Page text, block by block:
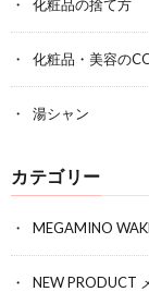
化粧品の捨て方
化粧品・美容の
湯シャン
カテゴリー
MEGAMINO
NEW PRODUCT